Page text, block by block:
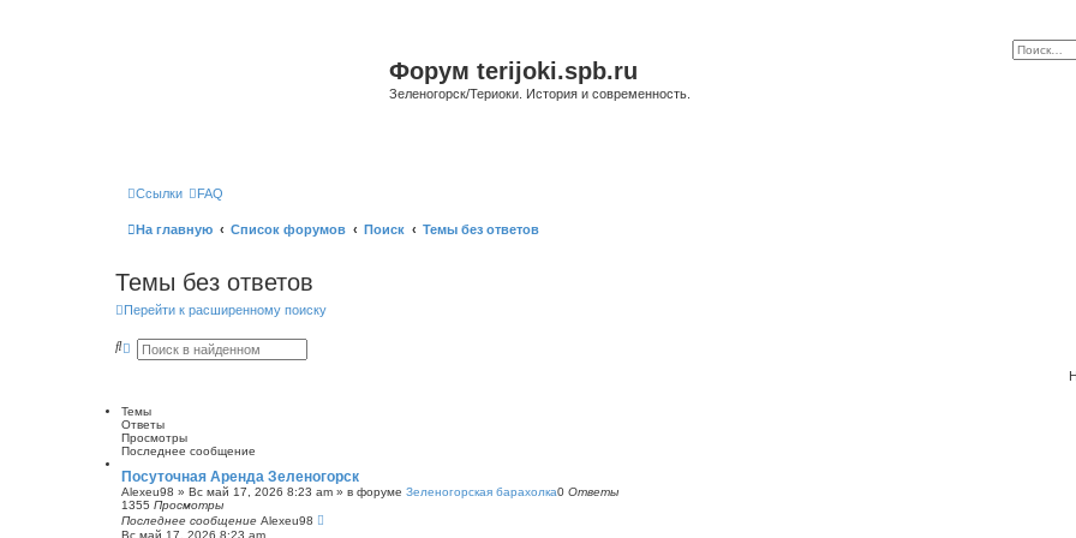
Форум terijoki.spb.ru
Зеленогорск/Териоки. История и современность.
Ссылки FAQ
На главную Список форумов Поиск Темы без ответов
Темы без ответов
Перейти к расширенному поиску
П Р
р
е
н
н
ы
й
п
о
и
Темы
Ответы
Просмотры
Последнее сообщение
Посуточная Аренда Зеленогорск
Alexeu98 » Вс май 17, 2026 8:23 am » в форуме Зеленогорская барахолка0 Ответы
1355 Просмотры
Последнее сообщение Alexeu98
Вс май 17, 2026 8:23 am